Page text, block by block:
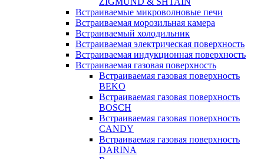
Встраиваемые микроволновые печи
Встраиваемая морозильная камера
Встраиваемый холодильник
Встраиваемая электрическая поверхность
Встраиваемая индукционная поверхность
Встраиваемая газовая поверхность
Встраиваемая газовая поверхность
BEKO
Встраиваемая газовая поверхность
BOSCH
Встраиваемая газовая поверхность
CANDY
Встраиваемая газовая поверхность
DARINA